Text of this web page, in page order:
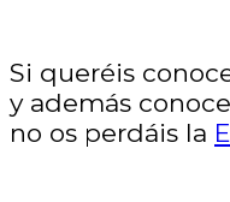
Si queréis
y además
no os perdáis la